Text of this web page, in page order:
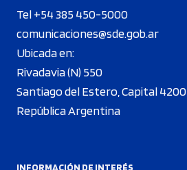
Tel +54 385 450-5000
comunicaciones@sde.gob.ar
Ubicada en:
Rivadavia (N) 550
Santiago del Estero, Capital 4200
República Argentina
INFORMACIÓN DE INTERÉS